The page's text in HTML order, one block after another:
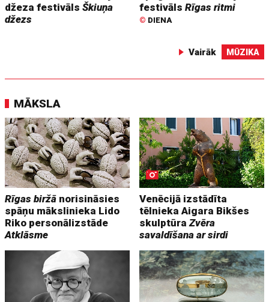
džeza festivālsŠkiuņa
džezs
festivālsRīgas ritmi
© DIENA
Vairāk MŪZIKA
MĀKSLA
Rīgas biržā norisināsies
spāņu mākslinieka Lido
Riko personālizstāde
Atklāsme
Venēcijā izstādīta
tēlnieka Aigara Bikšes
skulptūraZvēra
savaldīšana ar sirdi